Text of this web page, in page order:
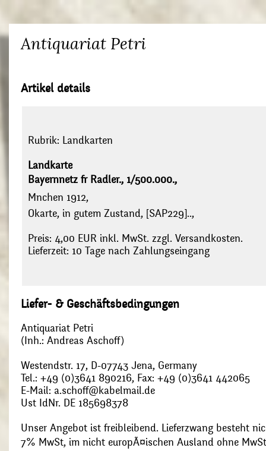
Antiquariat Petri
Artikel details
Rubrik: Landkarten
Landkarte
Bayernnetz fr Radler., 1/500.000.,
Mnchen 1912,
Okarte, in gutem Zustand, [SAP229]..,
Preis: 4,00 EUR inkl. MwSt. zzgl. Versandkosten.
Lieferzeit: 10 Tage nach Zahlungseingang
Liefer- & Geschäftsbedingungen
Antiquariat Petri
(Inh.: Andreas Aschoff)
Westendstr. 17, D-07743 Jena, Germany
Tel.: +49 (0)3641 890216, Fax: +49 (0)3641 442065
E-Mail: a.schoff@kabelmail.de
Ust IdNr. DE 185698378
Unser Angebot ist freibleibend. Lieferzwang besteht
7% MwSt, im nicht europÃ¤ischen Ausland ohne